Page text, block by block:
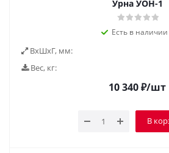
Урна УОН-1
Есть в наличии
ВxШxГ, мм:
Вес, кг:
10 340₽/шт
В